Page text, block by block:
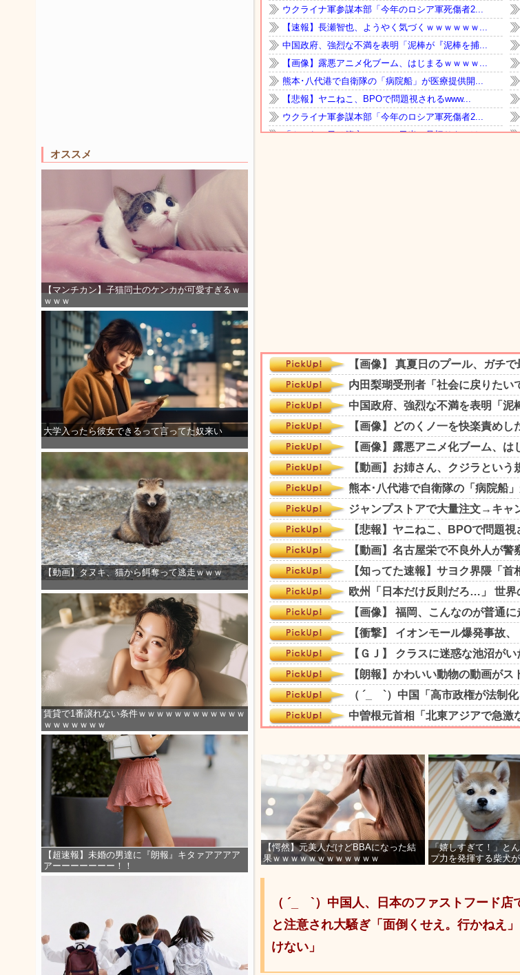
オススメ
【マンチカン】子猫同士のケンカが可愛すぎるｗ
ｗｗｗ
大学入ったら彼女できるって言ってた奴来い
【動画】タヌキ、猫から餌奪って逃走ｗｗｗ
賃貸で1番譲れない条件ｗｗｗｗｗｗｗｗｗｗｗｗ
ｗｗｗｗｗｗｗ
【超速報】未婚の男達に『朗報』キタァアアアア
アーーーーーーー！！
【愕然】元美人だけどBBAになった結
果ｗｗｗｗｗｗｗｗｗｗｗｗ
「嬉しすぎて！」と
プ力を発揮する柴犬
（ ´_ゝ`）中国人、日本のファストフード
と注意され大騒ぎ「面倒くせえ。行かねえ
けない」